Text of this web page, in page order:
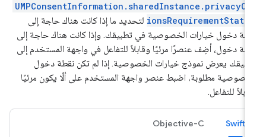
لتحديد ما إذا كانت هناك حاجة إلى
دخول خيارات الخصوصية في تطبيقك. وإذا كانت هناك حاجة إلى
دخول، أضِف عنصرًا مرئيًا وقابلاً للتفاعل في واجهة المستخدم إلى
يعرض نموذج خيارات الخصوصية. إذا لم تكن نقطة دخول
مطلوبة، اضبط عنصر واجهة المستخدم على ألّا يكون مرئيًا
للتفاعل.
Swift
Objective-C